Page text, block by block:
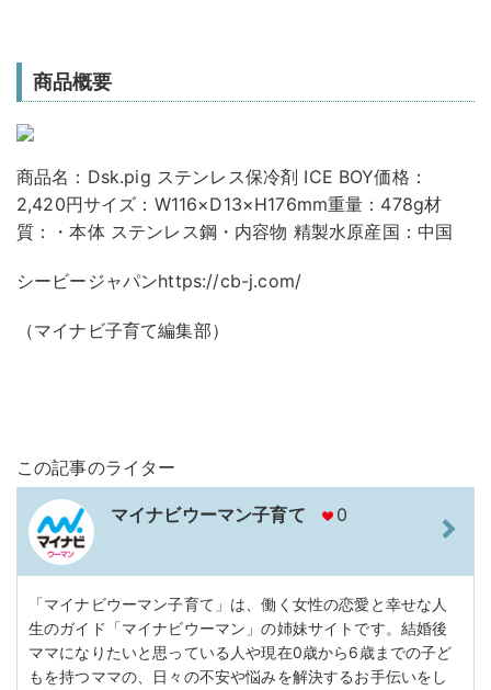
商品概要
商品名：Dsk.pig ステンレス保冷剤 ICE BOY価格：
2,420円サイズ：W116×D13×H176mm重量：478g材
質：・本体 ステンレス鋼・内容物 精製水原産国：中国
シービージャパンhttps://cb-j.com/
（マイナビ子育て編集部）
この記事のライター
マイナビウーマン子育て 0
「マイナビウーマン子育て」は、働く女性の恋愛と幸せな人
生のガイド「マイナビウーマン」の姉妹サイトです。結婚後
ママになりたいと思っている人や現在0歳から6歳までの子ど
もを持つママの、日々の不安や悩みを解決するお手伝いをし